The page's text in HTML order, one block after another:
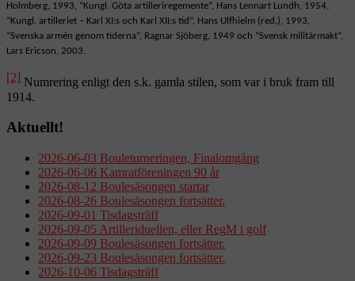
Holmberg, 1993, ”Kungl. Göta artilleriregemente”, Hans Lennart Lundh, 1954,
”Kungl. artilleriet – Karl XI:s och Karl XII:s tid”, Hans Ulfhielm (red.), 1993,
”Svenska armén genom tiderna”, Ragnar Sjöberg, 1949 och ”Svensk militärmakt”,
Lars Ericson, 2003.
[2] Numrering enligt den s.k. gamla stilen, som var i bruk fram till
1914.
Aktuellt!
2026-06-03 Bouleturneringen, Finalomgång
2026-06-06 Kamratföreningen 90 år
2026-08-12 Boulesäsongen startar
2026-08-26 Boulesäsongen fortsätter.
2026-09-01 Tisdagsträff
2026-09-05 Artilleriduellen, eller RegM i golf
2026-09-09 Boulesäsongen fortsätter.
2026-09-23 Boulesäsongen fortsätter.
2026-10-06 Tisdagsträff